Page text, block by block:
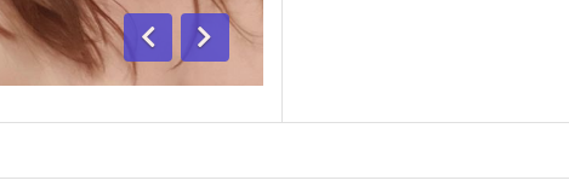
AnteriorSiguiente